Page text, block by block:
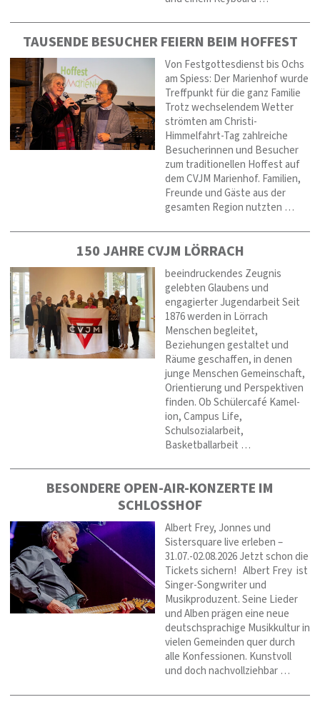
TAUSENDE BESUCHER FEIERN BEIM HOFFEST
Von Festgottesdienst bis Ochs
am Spiess: Der Marienhof wurde
Treffpunkt für die ganz Familie
Trotz wechselendem Wetter
strömten am Christi-
Himmelfahrt-Tag zahlreiche
Besucherinnen und Besucher
zum traditionellen Hoffest auf
dem CVJM Marienhof. Familien,
Freunde und Gäste aus der
gesamten Region nutzten …
150 JAHRE CVJM LÖRRACH
beeindruckendes Zeugnis
gelebten Glaubens und
engagierter Jugendarbeit Seit
1876 werden in Lörrach
Menschen begleitet,
Beziehungen gestaltet und
Räume geschaffen, in denen
junge Menschen Gemeinschaft,
Orientierung und Perspektiven
finden. Ob Schülercafé Kamel-
ion, Campus Life,
Schulsozialarbeit,
Basketballarbeit …
BESONDERE OPEN-AIR-KONZERTE IM
SCHLOSSHOF
Albert Frey, Jonnes und
Sistersquare live erleben –
31.07.-02.08.2026 Jetzt schon die
Tickets sichern! Albert Frey ist
Singer-Songwriter und
Musikproduzent. Seine Lieder
und Alben prägen eine neue
deutschsprachige Musikkultur in
vielen Gemeinden quer durch
alle Konfessionen. Kunstvoll
und doch nachvollziehbar …